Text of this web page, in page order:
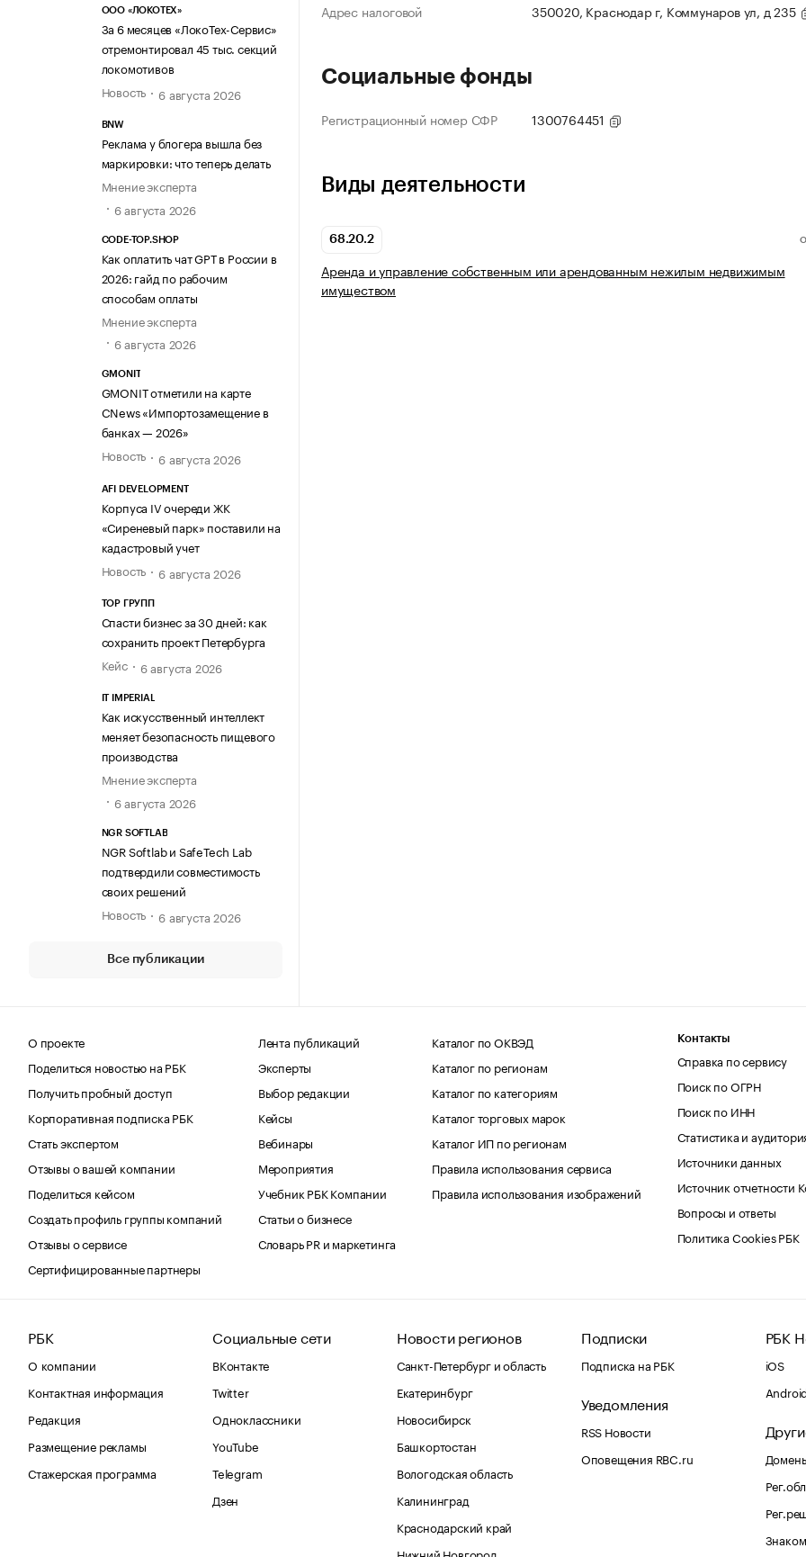
ООО «ЛОКОТЕХ»
За 6 месяцев «ЛокоТех-Сервис»
отремонтировал 45 тыс. секций
локомотивов
Новость
6 августа 2026
BNW
Реклама у блогера вышла без
маркировки: что теперь делать
Мнение эксперта
6 августа 2026
CODE-TOP.SHOP
Как оплатить чат GPT в России в
2026: гайд по рабочим
способам оплаты
Мнение эксперта
6 августа 2026
GMONIT
GMONIT отметили на карте
CNews «Импортозамещение в
банках — 2026»
Новость
6 августа 2026
AFI DEVELOPMENT
Корпуса IV очереди ЖК
«Сиреневый парк» поставили на
кадастровый учет
Новость
6 августа 2026
ТОР ГРУПП
Спасти бизнес за 30 дней: как
сохранить проект Петербурга
Кейс
6 августа 2026
IT IMPERIAL
Как искусственный интеллект
меняет безопасность пищевого
производства
Мнение эксперта
6 августа 2026
NGR SOFTLAB
NGR Softlab и SafeTech Lab
подтвердили совместимость
своих решений
Новость
6 августа 2026
Все публикации
Адрес налоговой
350020, Краснодар г, Коммунаров ул, д 235
Социальные фонды
Регистрационный номер СФР 1300764451
Виды деятельности
68.20.2
Аренда и управление собственным или арендованным нежилым недвижимым
имуществом
О проекте
Поделиться новостью на РБК
Получить пробный доступ
Корпоративная подписка РБК
Стать экспертом
Отзывы о вашей компании
Поделиться кейсом
Создать профиль группы компаний
Отзывы о сервисе
Сертифицированные партнеры
Лента публикаций
Эксперты
Выбор редакции
Кейсы
Вебинары
Мероприятия
Учебник РБК Компании
Статьи о бизнесе
Словарь PR и маркетинга
Каталог по ОКВЭД
Каталог по регионам
Каталог по категориям
Каталог торговых марок
Каталог ИП по регионам
Правила использования сервиса
Правила использования изображений
Контакты
Справка по сервису
Поиск по ОГРН
Поиск по ИНН
Статистика и
Источники данных
Источник отчетности
Вопросы и ответы
Политика Cookies РБК
РБК
О компании
Контактная информация
Редакция
Размещение рекламы
Стажерская программа
Социальные сети
ВКонтакте
Twitter
Одноклассники
YouTube
Telegram
Дзен
Новости регионов
Санкт-Петербург и область
Екатеринбург
Новосибирск
Башкортостан
Вологодская область
Калининград
Краснодарский край
Нижний Новгород
Подписки
Подписка на РБК
Уведомления
RSS Новости
Оповещения RBC.ru
РБК
iOS